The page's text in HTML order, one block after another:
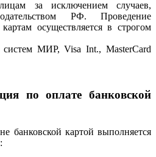
за исключением случаев,
РФ. Проведение
осуществляется в строгом
систем МИР, Visa Int., MasterCard
по оплате банковской
банковской картой выполняется